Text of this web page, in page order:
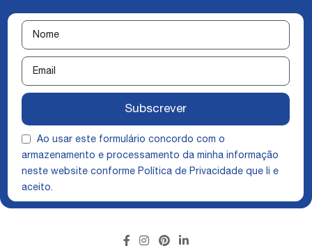
Ao usar este formulário concordo com o
armazenamento e processamento da minha informação
neste website conforme Política de Privacidade que li e
aceito.
Subscrever